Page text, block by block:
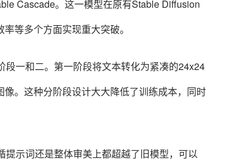
Cascade。这一模型在原有Stable Diffusion
等多个方面实现重大突破。
一和二。第一阶段将文本转化为紧凑的24x24
。这种分阶段设计大大降低了训练成本，同时
提示词还是整体审美上都超越了旧模型，可以